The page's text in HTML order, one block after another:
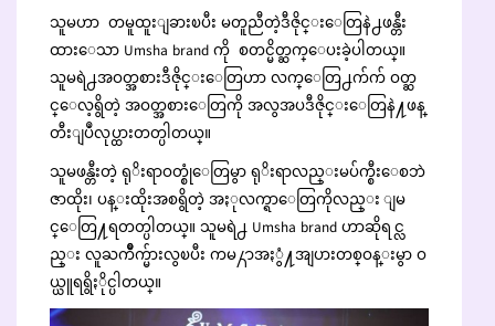
သူမဟာ တမူထူးျခားၿပီး မတူညီတဲ့ဒီဇိုင္းေတြနဲ႕ဖန္တီး
ထားေသာ Umsha brand ကို စတင္မိတ္ဆက္ေပးခဲ့ပါတယ္။
သူမရဲ႕အဝတ္အစားဒီဇိုင္းေတြဟာ လက္ေတြ႕က်က် ဝတ္ဆ
င္ေလ့ရွိတဲ့ အဝတ္အစားေတြကို အလွအပဒီဇိုင္းေတြနဲ႔ဖန္
တီးျပဳလုပ္ထားတတ္ပါတယ္။
သူမဖန္တီးတဲ့ ရုိးရာဝတ္စုံေတြမွာ ရုိးရာလည္းမပ်က္စီးေစဘဲ
ဇာထိုး၊ ပန္းထိုးအစရွိတဲ့ အႏုလက္ရာေတြကိုလည္း ျမ
င္ေတြ႔ရတတ္ပါတယ္။ သူမရဲ႕ Umsha brand ဟာဆိုရင္လ
ည္း လူႀကိဳက္မ်ားလွၿပီး ကမ႓ာအႏွံ႔အျပားတစ္ဝန္းမွာ ဝ
ယ္ယူရရွိႏိုင္ပါတယ္။